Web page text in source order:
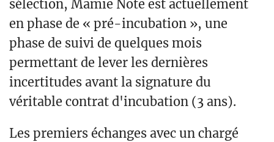
sélection, Mamie Note est actuellement
en phase de « pré-incubation », une
phase de suivi de quelques mois
permettant de lever les dernières
incertitudes avant la signature du
véritable contrat d'incubation (3 ans).
Les premiers échanges avec un chargé